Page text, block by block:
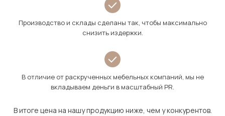
Производство и склады сделаны так, чтобы максимально
снизить издержки.
В отличие от раскрученных мебельных компаний, мы не
вкладываем деньги в масштабный PR.
В итоге цена на нашу продукцию ниже, чем у конкурентов.